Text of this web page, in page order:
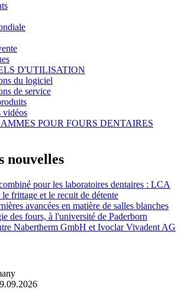
D'UTILISATION
du logiciel
de service
vidéos
POUR FOURS DENTAIRES
nouvelles
pour les laboratoires dentaires : LCA
frittage et le recuit de détente
avancées en matière de salles blanches
des fours, à l'université de Paderborn
Nabertherm GmbH et Ivoclar Vivadent AG